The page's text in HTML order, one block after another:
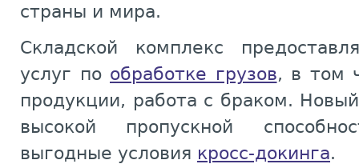
страны и мира.
Складской комплекс
услуг по обработке грузов, в том
продукции, работа с браком.
высокой пропускной
выгодные условия кросс-докинга.